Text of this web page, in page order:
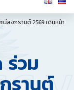
สงกรานต์ 2569 เดินหน้า
ร่วม
รานต์